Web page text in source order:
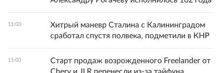
11:03
Хитрый маневр Сталина с Калининградом
сработал спустя полвека, подметили в КНР
11:03
Старт продаж возрожденного Freelander от